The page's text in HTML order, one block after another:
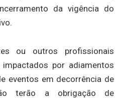
da vigência do
ou outros profissionais
por adiamentos
eventos em decorrência de
terão a obrigação de